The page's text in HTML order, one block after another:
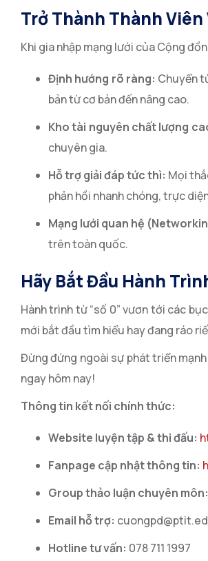
Trở Thành Thành Viên
Khi gia nhập mạng lưới của Cộng
Định hướng rõ ràng: Chuyển
bản từ cơ bản đến nâng cao.
Kho tài nguyên chất lượng
chuyên gia.
Hỗ trợ giải đáp tức thì: Mọi
phản hồi nhanh chóng, trực
Mạng lưới quan hệ
trên toàn quốc.
Hãy Bắt Đầu Hành
Hành trình từ “số 0” vươn tới các
mới bắt đầu tìm hiểu hay đang ráo
Đừng đứng ngoài sự phát triển
ngay hôm nay!
Thông tin kết nối chính thức:
Website luyện tập & thi đấu:
Fanpage cập nhật thông tin:
Group thảo luận chuyên môn:
Email hỗ trợ:
Hotline tư vấn: 078 711 1997